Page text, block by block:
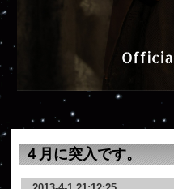
４月に突入です。